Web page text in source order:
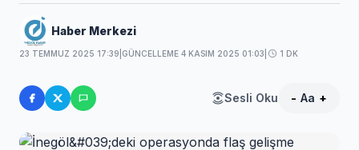
Haber Merkezi
23 TEMMUZ 2025 17:39 GÜNCELLEME 4 KASIM 2025 01:03 1 DK
Sesli Oku - Aa +